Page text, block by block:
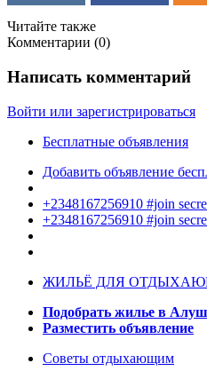
Читайте также
Комментарии (0)
Написать комментарий
Войти или зарегистрироваться
Бесплатные объявления
Добавить объявление
+2348167256910 #join
+2348167256910 #join
ЖИЛЬЁ ДЛЯ
Подобрать жилье в
Разместить объявление
Советы отдыхающим